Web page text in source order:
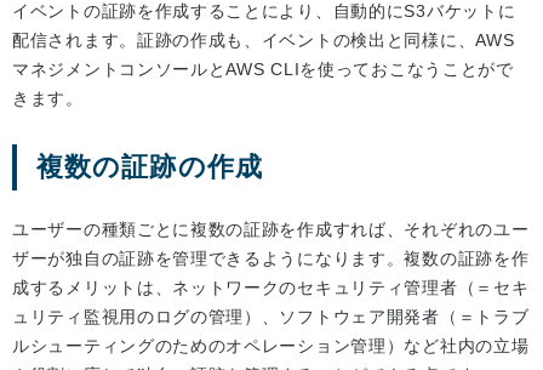
イベントの証跡を作成することにより、自動的にS3バケットに
配信されます。証跡の作成も、イベントの検出と同様に、AWS
マネジメントコンソールとAWS CLIを使っておこなうことがで
きます。
複数の証跡の作成
ユーザーの種類ごとに複数の証跡を作成すれば、それぞれのユー
ザーが独自の証跡を管理できるようになります。複数の証跡を作
成するメリットは、ネットワークのセキュリティ管理者（＝セキ
ュリティ監視用のログの管理）、ソフトウェア開発者（＝トラブ
ルシューティングのためのオペレーション管理）など社内の立場